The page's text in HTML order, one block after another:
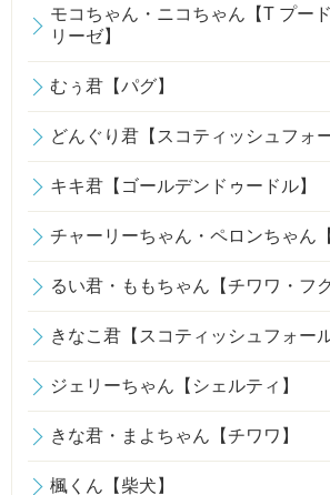
モコちゃん・ニコちゃん【T プー
リーゼ】
むぅ君【パグ】
どんぐり君【スコティッシュフォ
キキ君【ゴールデンドゥードル】
チャーリーちゃん・ペロンちゃん
るい君・ももちゃん【チワワ・フ
きなこ君【スコティッシュフォール
ジェリーちゃん【シェルティ】
きな君・まよちゃん【チワワ】
楓くん【柴犬】